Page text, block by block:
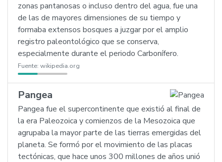
zonas pantanosas o incluso dentro del agua, fue una
de las de mayores dimensiones de su tiempo y
formaba extensos bosques a juzgar por el amplio
registro paleontológico que se conserva,
especialmente durante el periodo Carbonífero.
Fuente: wikipedia.org
Pangea
Pangea fue el supercontinente que existió al final de
la era Paleozoica y comienzos de la Mesozoica que
agrupaba la mayor parte de las tierras emergidas del
planeta. Se formó por el movimiento de las placas
tectónicas, que hace unos 300 millones de años unió